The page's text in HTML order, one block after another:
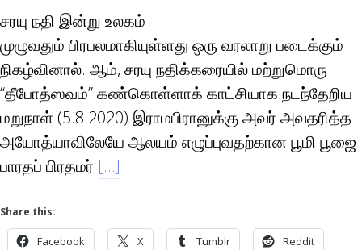
சரயு நதி இன்று உலகம்
முழுவதும் பிரபலமாகியுள்ளது ஒரு வரலாறு படைக்கும்
நிகழ்வினால். ஆம், சரயு நதிக்கரையில் மற்றுமொரு
“தீபோத்ஸவம்” கண்கொள்ளாக் காட்சியாக நடந்தேறிய
மறுநாள் (5.8.2020) இராமபிரானுக்கு அவர் அவதரித்த
அயோத்யாவிலேயே ஆலயம் எழுப்புவதற்கான பூமி பூஜை
பாரதப் பிரதமர் […]
Share this:
Facebook X Tumblr Reddit